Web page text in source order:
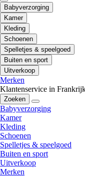
Babyverzorging
Kamer
Kleding
Schoenen
Spelletjes & speelgoed
Buiten en sport
Uitverkoop
Merken
Klantenservice in
Zoeken
Babyverzorging
Kamer
Kleding
Schoenen
Spelletjes & speelgoed
Buiten en sport
Uitverkoop
Merken